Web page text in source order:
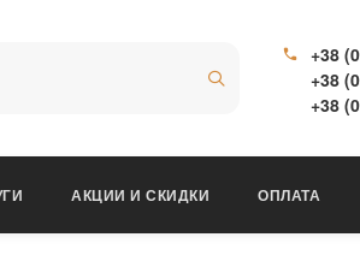
+38
+38
+38
АКЦИИ И СКИДКИ ОПЛАТА